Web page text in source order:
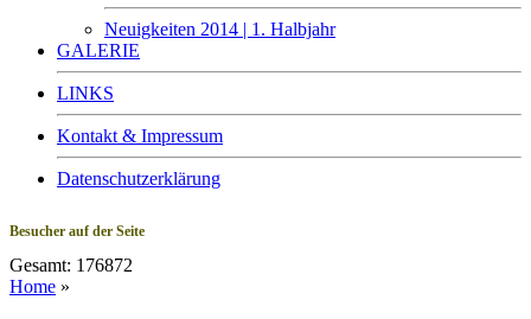
Neuigkeiten 2014 | 1. Halbjahr
GALERIE
LINKS
Kontakt & Impressum
Datenschutzerklärung
Besucher auf der Seite
Gesamt: 176872
Home »